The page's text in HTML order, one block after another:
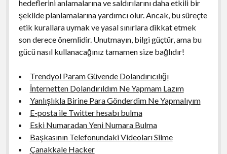
hedeflerini anlamalarına ve saldırılarını daha etkili bir
şekilde planlamalarına yardımcı olur. Ancak, bu süreçte
etik kurallara uymak ve yasal sınırlara dikkat etmek
son derece önemlidir. Unutmayın, bilgi güçtür, ama bu
gücü nasıl kullanacağınız tamamen size bağlıdır!
Trendyol Param Güvende Dolandırıcılığı
İnternetten Dolandırıldım Ne Yapmam Lazım
Yanlışlıkla Birine Para Gönderdim Ne Yapmalıyım
E-posta ile Twitter hesabı bulma
Eski Numaradan Yeni Numara Bulma
Başkasının Telefonundaki Videoları Silme
Çanakkale Hacker